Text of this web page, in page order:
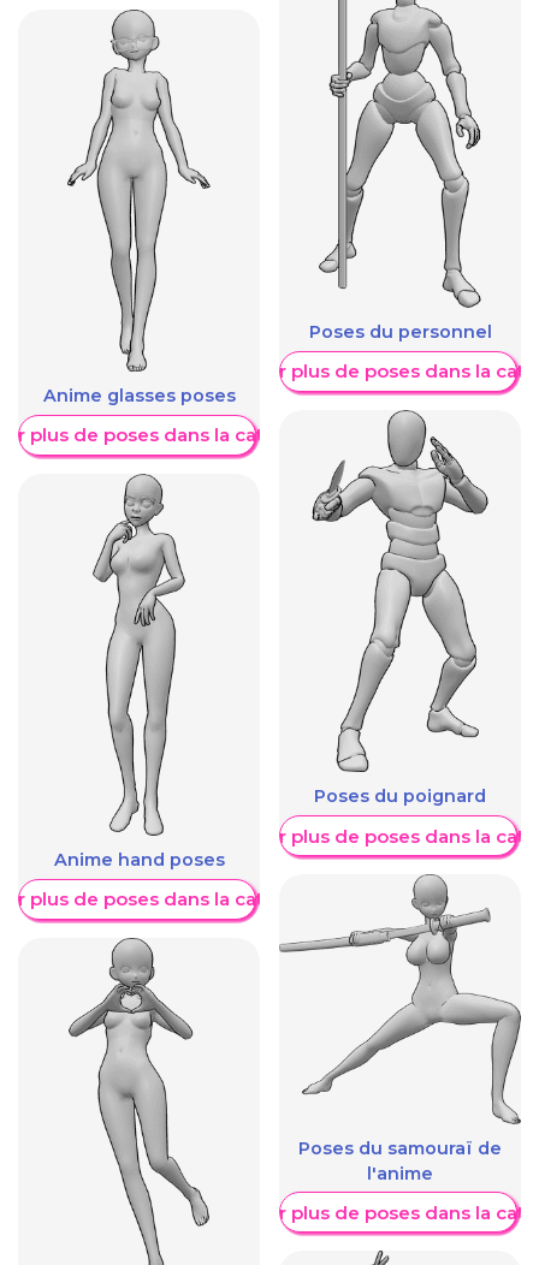
Anime glasses poses
plus de poses dans la catégorie
Anime hand poses
plus de poses dans la catégorie
Poses du personnel
Afficher plus de poses dans la
Poses du poignard
Afficher plus de poses dans la
Poses du samouraï de
l'anime
Afficher plus de poses dans la